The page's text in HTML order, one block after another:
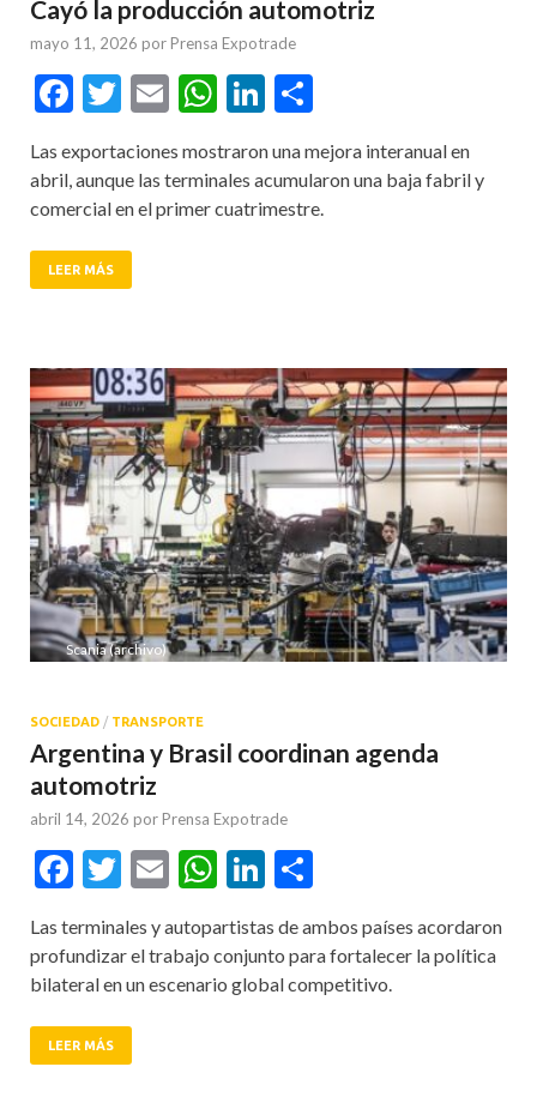
Cayó la producción automotriz
mayo 11, 2026 por Prensa Expotrade
Facebook
Twitter
EmailWhatsApp
LinkedIn
Las exportaciones mostraron una mejora interanual en
abril, aunque las terminales acumularon una baja fabril y
comercial en el primer cuatrimestre.
LEER MÁS
Scania (archivo)
SOCIEDAD / TRANSPORTE
Argentina y Brasil coordinan agenda
automotriz
abril 14, 2026 por Prensa Expotrade
Facebook
Twitter
EmailWhatsApp
LinkedIn
Las terminales y autopartistas de ambos países acordaron
profundizar el trabajo conjunto para fortalecer la política
bilateral en un escenario global competitivo.
LEER MÁS